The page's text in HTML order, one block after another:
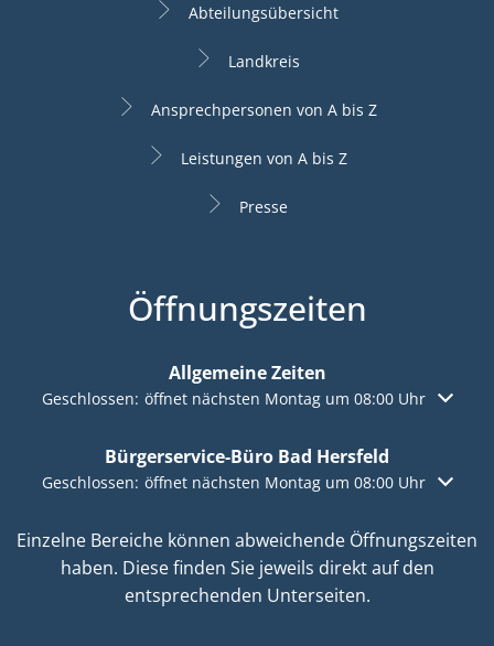
Abteilungsübersicht
Landkreis
Ansprechpersonen von A bis Z
Leistungen von A bis Z
Presse
Öffnungszeiten
Allgemeine Zeiten
Klicken, um weitere Öffnungs- oder Schließzeiten
Geschlossen: öffnet nächsten Montag um 08:00 Uhr
Bürgerservice-Büro Bad Hersfeld
Klicken, um weitere Öffnungs- oder Schließzeiten
Geschlossen: öffnet nächsten Montag um 08:00 Uhr
Einzelne Bereiche können abweichende Öffnungszeiten
haben. Diese finden Sie jeweils direkt auf den
entsprechenden Unterseiten.